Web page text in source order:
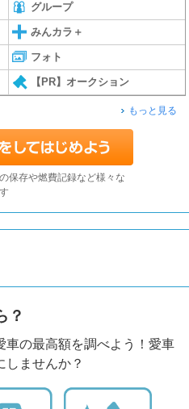
グループ
みんカラ＋
フォト
【PR】オークション
もっと見る
保存や燃費記録など様々な
？
車の最高額を調べよう！愛車
しませんか？